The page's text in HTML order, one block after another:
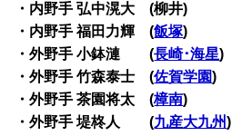
・内野手 弘中滉大 (柳井)
・内野手 福田力輝 (飯塚)
・外野手 小鉢漣 (長崎･海星)
・外野手 竹森泰士 (佐賀学園)
・外野手 茶園将太 (樟南)
・外野手 堤柊人 (九産大九州)